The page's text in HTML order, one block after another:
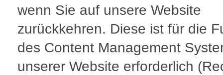
wenn Sie auf unsere Website
zurückkehren. Diese ist für die
des Content Management
unserer Website erforderlich